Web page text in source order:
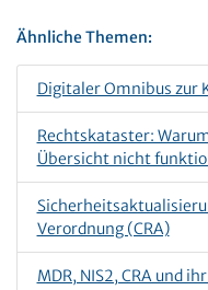
Ähnliche Themen:
Digitaler Omnibus zur
Rechtskataster:
Übersicht nicht
Verordnung (CRA)
MDR, NIS2, CRA und